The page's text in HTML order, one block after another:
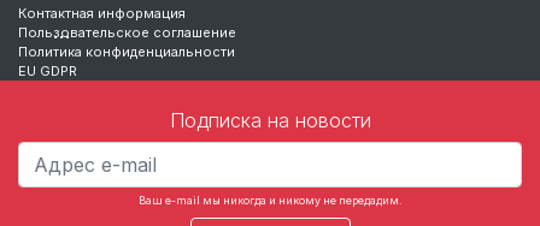
…
Контактная информация
Пользовательское соглашение
Политика конфиденциальности
EU GDPR
Подписка на новости
Ваш e-mail мы никогда и никому не передадим.